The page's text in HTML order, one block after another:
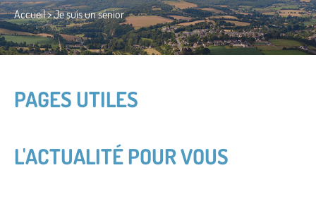
Accueil>Je suis un sénior
PAGES UTILES
L'ACTUALITÉ POUR VOUS